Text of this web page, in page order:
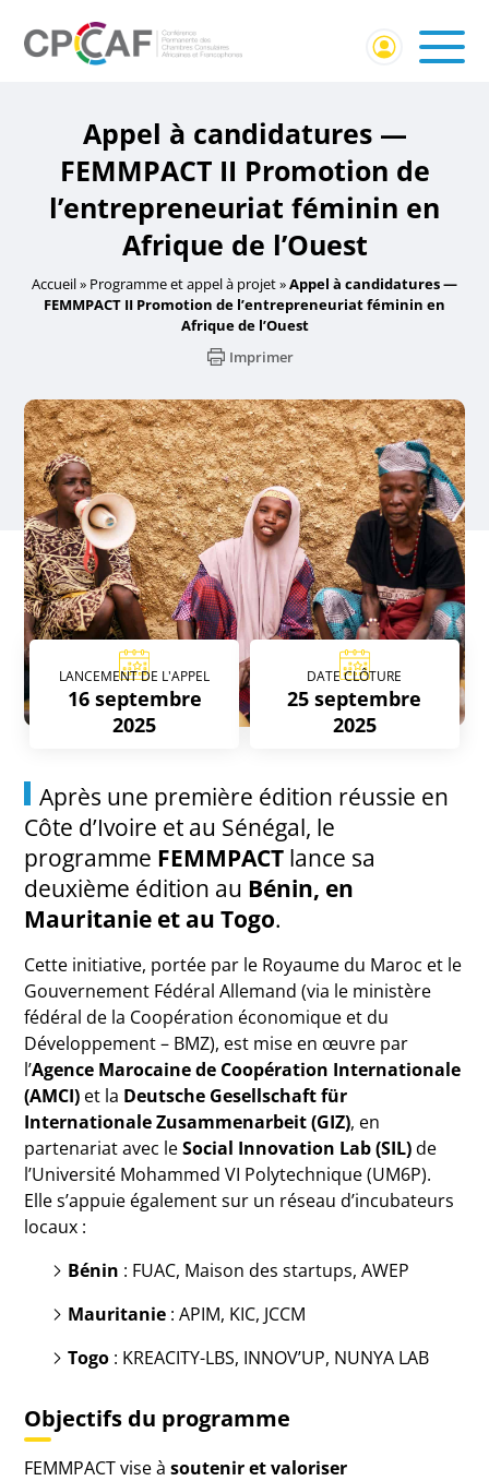
Appel à candidatures —
FEMMPACT II Promotion de
l’entrepreneuriat féminin en
Afrique de l’Ouest
Accueil» Programme et appel à projet»Appel à candidatures —
FEMMPACT II Promotion de l’entrepreneuriat féminin en
Afrique de l’Ouest
Imprimer
LANCEMENT DE L'APPEL
16 septembre
2025
DATE CLÔTURE
25 septembre
2025
Après une première édition réussie en
Côte d’Ivoire et au Sénégal, le
programme FEMMPACT lance sa
deuxième édition au Bénin, en
Mauritanie et au Togo.
Cette initiative, portée par le Royaume du Maroc et le
Gouvernement Fédéral Allemand (via le ministère
fédéral de la Coopération économique et du
Développement – BMZ), est mise en œuvre par
l’Agence Marocaine de Coopération Internationale
(AMCI) et la Deutsche Gesellschaft für
Internationale Zusammenarbeit (GIZ), en
partenariat avec leSocial Innovation Lab (SIL)de
l’Université Mohammed VI Polytechnique (UM6P).
Elle s’appuie également sur un réseau d’incubateurs
locaux :
Bénin : FUAC, Maison des startups, AWEP
Mauritanie : APIM, KIC, JCCM
Togo : KREACITY-LBS, INNOV’UP, NUNYA LAB
Objectifs du programme
FEMMPACT vise àsoutenir et valoriser